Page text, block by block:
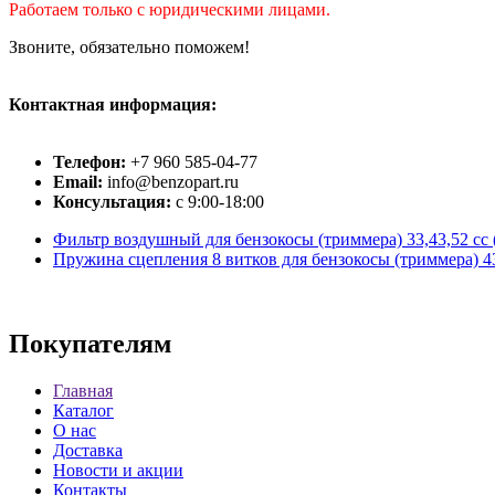
Работаем только с юридическими лицами.
Звоните, обязательно поможем!
Контактная информация:
Телефон: +7 960 585-04-77
Email: info@benzopart.ru
Консультация: с 9:00-18:00
Фильтр воздушный для бензокосы (триммера) 33,43,52 сс
Пружина сцепления 8 витков для бензокосы (триммера)
Покупателям
Главная
Каталог
О нас
Доставка
Новости и акции
Контакты